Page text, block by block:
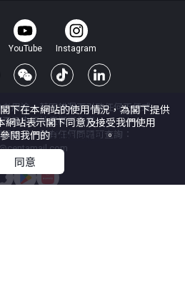
YouTube Instagram
用途。若因錯漏而引致任何不便或
及中原地產概不負責。
設計，如有任何問題可查詢：
下在本網站的使用情況，為閣下提供
站表示閣下同意及接受我們使用
閱我們的Cookie政策 。
同意